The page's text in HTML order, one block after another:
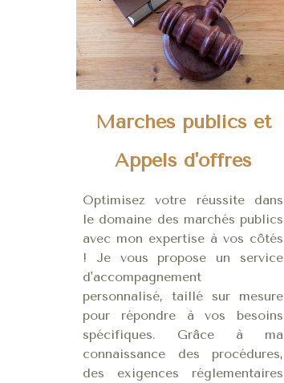
Marchés publics et
Appels d'offres
Optimisez votre réussite dans
le domaine des marchés publics
avec mon expertise à vos côtés
! Je vous propose un service
d'accompagnement
personnalisé, taillé sur mesure
pour répondre à vos besoins
spécifiques. Grâce à ma
connaissance des procédures,
des exigences réglementaires